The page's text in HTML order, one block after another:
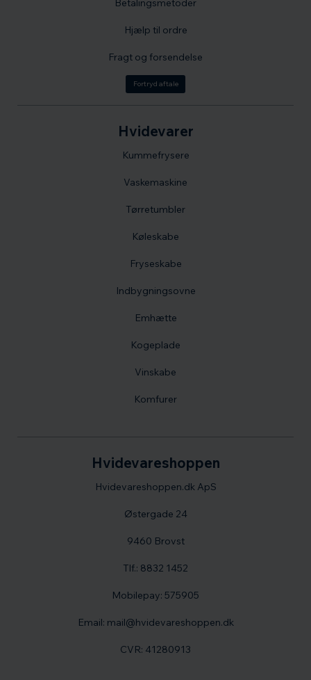
Hvidevareshoppen
Hvidevareshoppen.dk ApS
Østergade 24
9460 Brovst
Tlf.: 8832 1452
Mobilepay: 575905
Email: mail@hvidevareshoppen.dk
CVR: 41280913
Hvidevarer
Kummefrysere
Vaskemaskine
Tørretumbler
Køleskabe
Fryseskabe
Indbygningsovne
Emhætte
Kogeplade
Vinskabe
Komfurer
Betalingsmetoder
Hjælp til ordre
Fragt og forsendelse
Fortryd aftale